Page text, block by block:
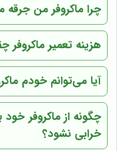
چرا ماکروفر من جرقه
هزینه تعمیر ماکروفر
آیا می‌توانم خودم
چگونه از ماکروفر
خرابی نشود؟